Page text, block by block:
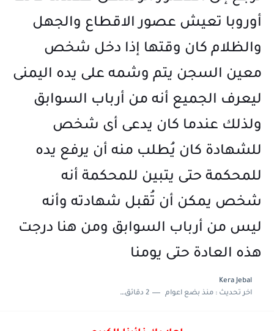
أوروبا تعيش عصور الاقطاع والجهل
والظلام كان وقتها إذا دخل شخص
معين السجن يتم وشمه على يده اليمنى
ليعرف الجميع أنه من أرباب السوابق
ولذلك عندما كان يدعى أى شخص
للشهادة كان يُطلب منه أن يرفع يده
للمحكمة حتى يتبين للمحكمة أنه
شخص يمكن أن تُقبل شهادته وأنه
ليس من أرباب السوابق ومن هنا درجت
هذه العادة حتى يومنا
Kera Jebal
اخر تحديث :منذ بضع اعوام 2 دقائق للقراءة